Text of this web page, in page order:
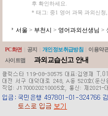
후 확인하세요.
* 태그: 중1 영어 과목 과외신청
서울 > 부천시 > 영어과외선생님 >
PC화면 공지 개인정보취급방침 이용약
사이트맵
과외교습신고 안내